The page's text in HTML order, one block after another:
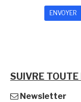
SUIVRE
Newsletter